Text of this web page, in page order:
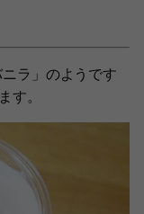
ラ」のようです
す。